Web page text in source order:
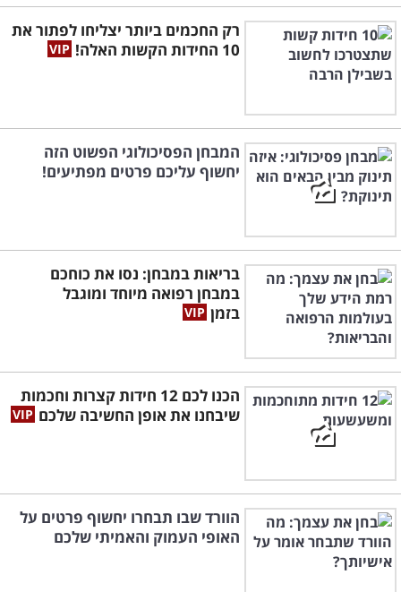
רק החכמים ביותר יצליחו לפתור את
10 החידות הקשות האלה!
המבחן הפסיכולוגי הפשוט הזה
יחשוף עליכם פרטים מפתיעים!
בריאות במבחן: נסו את כוחכם
במבחן רפואה מיוחד ומוגבל
בזמן
הכנו לכם 12 חידות קצרות וחכמות
שיבחנו את אופן החשיבה שלכם
הוורד שבו תבחרו יחשוף פרטים על
האופי העמוק והאמיתי שלכם